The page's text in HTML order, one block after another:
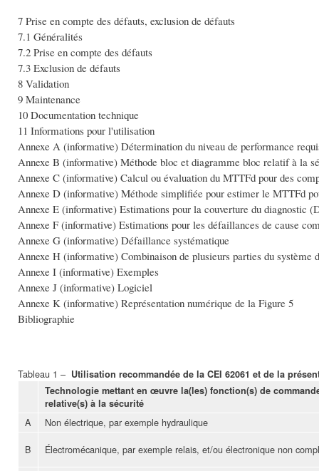
7 Prise en compte des défauts, exclusion de défauts
7.1 Généralités
7.2 Prise en compte des défauts
7.3 Exclusion de défauts
8 Validation
9 Maintenance
10 Documentation technique
11 Informations pour l'utilisation
Annexe A (informative) Détermination du niveau de performance
Annexe B (informative) Méthode bloc et diagramme bloc relatif à la
Annexe C (informative) Calcul ou évaluation du MTTFd pour des
Annexe D (informative) Méthode simplifiée pour estimer le MTTFd
Annexe E (informative) Estimations pour la couverture du diagnostic
Annexe F (informative) Estimations pour les défaillances de cause
Annexe G (informative) Défaillance systématique
Annexe H (informative) Combinaison de plusieurs parties du
Annexe I (informative) Exemples
Annexe J (informative) Logiciel
Annexe K (informative) Représentation numérique de la Figure 5
Bibliographie
Tableau 1 – Utilisation recommandée de la CEI 62061 et de la
Technologie mettant en œuvre la(les) fonction(s) de
relative(s) à la sécurité
A
Non électrique, par exemple hydraulique
B
Électromécanique, par exemple relais, et/ou électronique non